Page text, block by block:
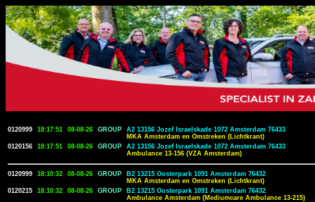
0120999 18:17:51 08-08-26 GROUP
A2 13156 Jozef Israelskade 1072 Amsterdam 76433
MKA Amsterdam en Omstreken (Lichtkrant)
0120156
18:17:51 08-08-26 GROUP
A2 13156 Jozef Israelskade 1072 Amsterdam 76433
Ambulance 13-156 (VZA Amsterdam)
0120999 18:10:32 08-08-26 GROUP
B2 13215 Oosterpark 1091 Amsterdam 76432
MKA Amsterdam en Omstreken (Lichtkrant)
0120215
18:10:32 08-08-26 GROUP
B2 13215 Oosterpark 1091 Amsterdam 76432
Ambulance Amsterdam (Mediumcare Ambulance 13-215)